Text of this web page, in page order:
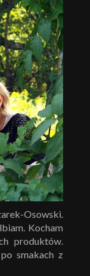
Osowski.
Kocham
produktów.
smakach z